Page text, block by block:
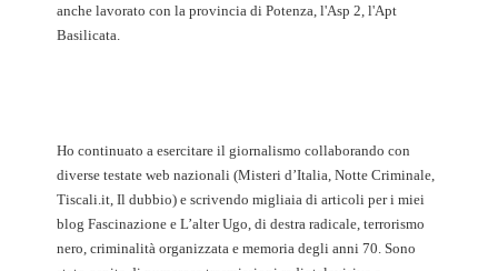
anche lavorato con la provincia di Potenza, l'Asp 2, l'Apt
Basilicata.
Ho continuato a esercitare il giornalismo collaborando con
diverse testate web nazionali (Misteri d’Italia, Notte Criminale,
Tiscali.it, Il dubbio) e scrivendo migliaia di articoli per i miei
blog Fascinazione e L’alter Ugo, di destra radicale, terrorismo
nero, criminalità organizzata e memoria degli anni 70. Sono